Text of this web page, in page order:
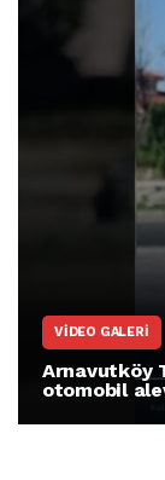
VIDEO GALERI
Arnavutköy
otomobil